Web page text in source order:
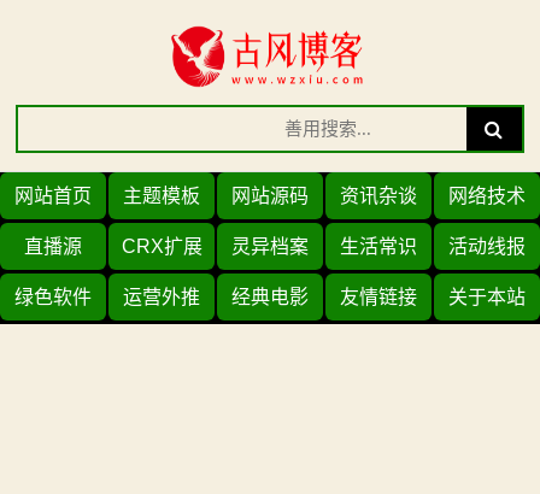
Search
for:
Search
网站首页 主题模板 网站源码 资讯杂谈 网络技术
直播源 CRX扩展 灵异档案 生活常识 活动线报
绿色软件 运营外推 经典电影 友情链接 关于本站